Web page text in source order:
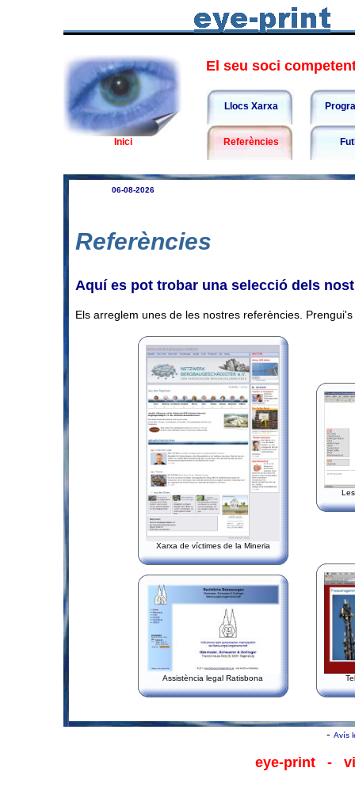
Inici
El seu soci
Llocs Xarxa
Referències
06-08-2026
Referències
Aquí es pot trobar una selecció dels
Els arreglem unes de les nostres referències.
Xarxa de víctimes de la Mineria
Assistència legal Ratisbona
- Avís
eye-print -